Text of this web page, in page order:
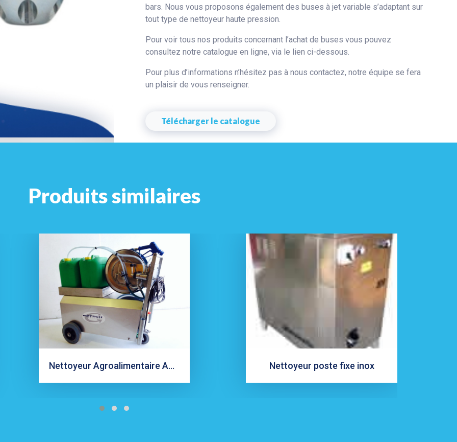
bars. Nous vous proposons également des buses à jet variable s’adaptant sur
tout type de nettoyeur haute pression.
Pour voir tous nos produits concernant l’achat de buses vous pouvez
consultez notre catalogue en ligne, via le lien ci-dessous.
Pour plus d’informations n’hésitez pas à nous contactez, notre équipe se fera
un plaisir de vous renseigner.
Télécharger le catalogue
Produits similaires
Nettoyeur Agroalimentaire AA140M Nettoyeur poste fixe inox